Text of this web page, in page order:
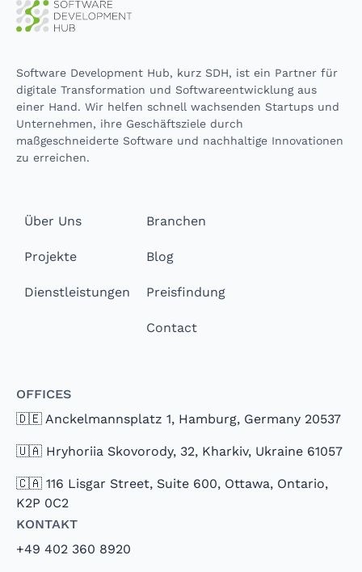
Software Development Hub, kurz SDH, ist ein Partner für
digitale Transformation und Softwareentwicklung aus
einer Hand. Wir helfen schnell wachsenden Startups und
Unternehmen, ihre Geschäftsziele durch
maßgeschneiderte Software und nachhaltige Innovationen
zu erreichen.
Über Uns
Projekte
Dienstleistungen
Branchen
Blog
Preisfindung
Contact
Offices
🇩🇪 Anckelmannsplatz 1, Hamburg, Germany 20537
🇺🇦 Hryhoriia Skovorody, 32, Kharkiv, Ukraine 61057
🇨🇦 116 Lisgar Street, Suite 600, Ottawa, Ontario,
K2P 0C2
Kontakt
+49 402 360 8920